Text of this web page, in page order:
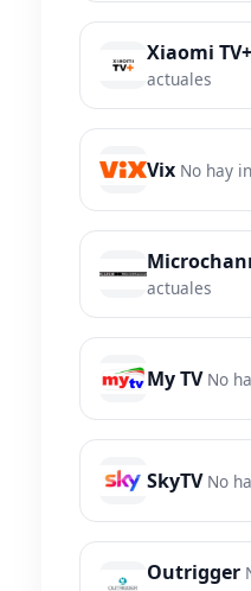
Xiaomi TV+
actuales
Vix No hay
actuales
My TV No
SkyTV No
Outrigger